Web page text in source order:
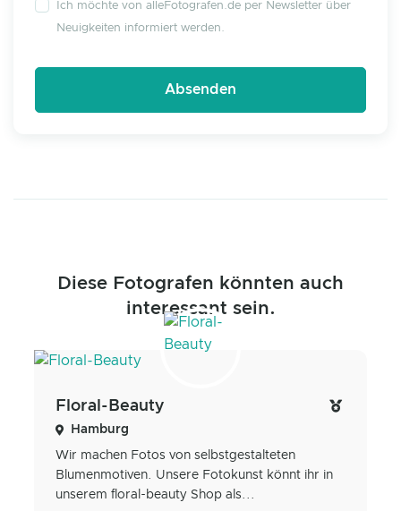
Ich möchte von alleFotografen.de per Newsletter über
Neuigkeiten informiert werden.
Diese Fotografen könnten auch
interessant sein.
Floral-Beauty
Hamburg
Wir machen Fotos von selbstgestalteten
Blumenmotiven. Unsere Fotokunst könnt ihr in
unserem floral-beauty Shop als...